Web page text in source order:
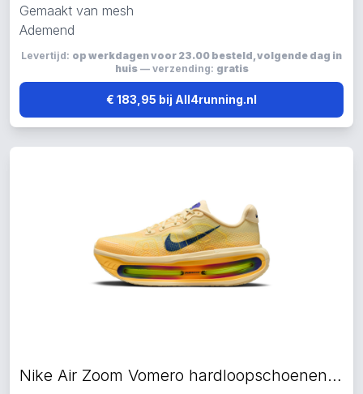
Gemaakt van mesh
Ademend
Levertijd: op werkdagen voor 23.00 besteld, volgende dag in
huis— verzending: gratis
€ 183,95 bij All4running.nl
Nike Air Zoom Vomero hardloopschoenen geel